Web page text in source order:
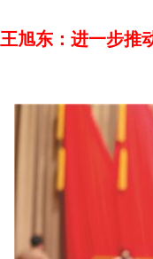
王旭东：进一步推